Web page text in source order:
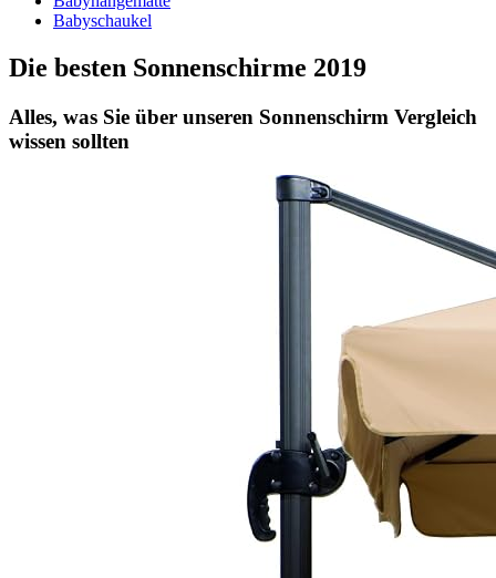
Babyschaukel
Die besten Sonnenschirme 2019
Alles, was Sie über unseren Sonnenschirm Vergleich
wissen sollten